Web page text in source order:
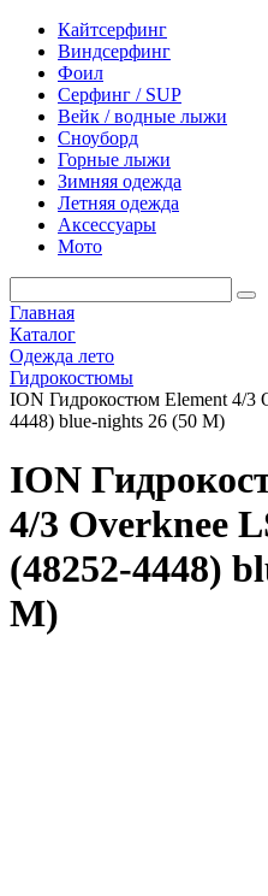
Кайтсерфинг
Виндсерфинг
Фоил
Серфинг / SUP
Вейк / водные лыжи
Сноуборд
Горные лыжи
Зимняя одежда
Летняя одежда
Аксессуары
Мото
Главная
Каталог
Одежда лето
Гидрокостюмы
ION Гидрокостюм Element 4/3
4448) blue-nights 26 (50 M)
ION
4/3 Overknee
(48252-4448)
M)